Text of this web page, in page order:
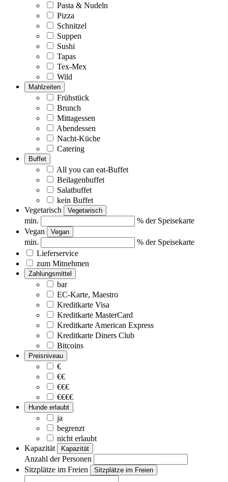
Pasta & Nudeln
Pizza
Schnitzel
Suppen
Sushi
Tapas
Tex-Mex
Wild
Mahlzeiten
Frühstück
Brunch
Mittagessen
Abendessen
Nacht-Küche
Catering
Buffet
All you can eat-Buffet
Beilagenbuffet
Salatbuffet
kein Buffet
Vegetarisch
Vegetarisch
min.
% der Speisekarte
Vegan
Vegan
min.
% der Speisekarte
Lieferservice
zum Mitnehmen
Zahlungsmittel
bar
EC-Karte, Maestro
Kreditkarte Visa
Kreditkarte MasterCard
Kreditkarte American Express
Kreditkarte Diners Club
Bitcoins
Preisniveau
€
€€
€€€
€€€€
Hunde erlaubt
ja
begrenzt
nicht erlaubt
Kapazität
Kapazität
Anzahl der Personen
Sitzplätze im Freien
Sitzplätze im Freien